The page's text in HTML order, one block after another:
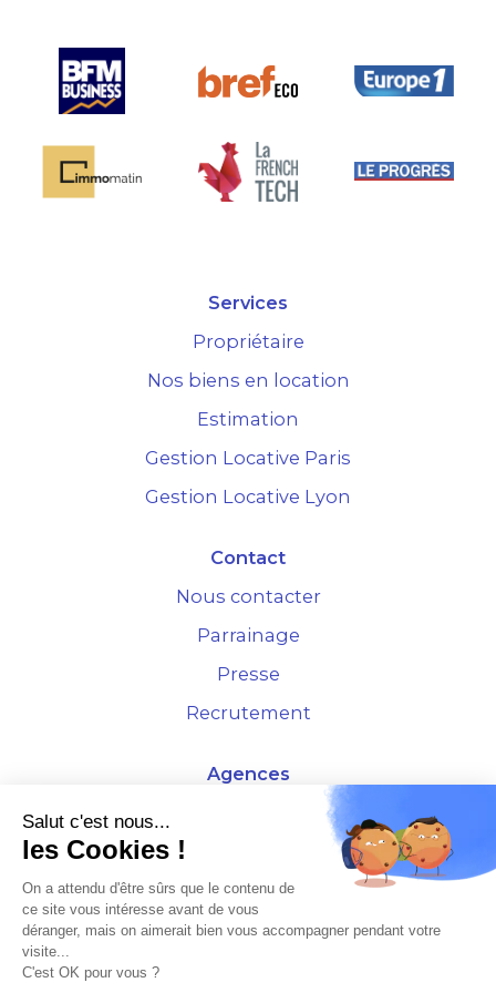
Services
Propriétaire
Nos biens en location
Estimation
Gestion Locative Paris
Gestion Locative Lyon
Contact
Nous contacter
Parrainage
Presse
Recrutement
Agences
4 Rue de la Bourse - 69001 Lyon
10 rue d'Austerlitz - 75012 Paris
À L'HORIZON 2025
Salut c'est nous...
les Cookies !
On a attendu d'être sûrs que le contenu de
ce site vous intéresse avant de vous
déranger, mais on aimerait bien vous accompagner pendant votre
visite...
C'est OK pour vous ?